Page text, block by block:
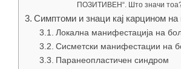
ПОЗИТИВЕН“. Што значи
Симптоми и знаци кај карцином на
Локална манифестација на
Сисметски манифестации на
Паранеопластичен синдром